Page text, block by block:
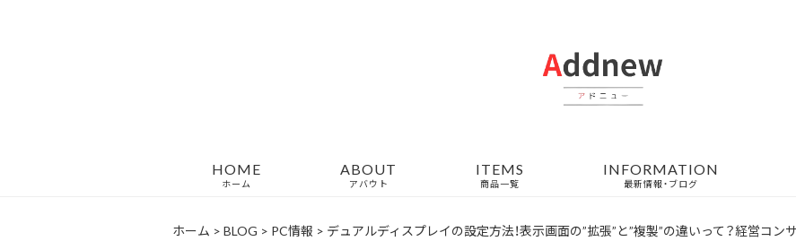
HOME
ホーム
ABOUT
アバウト
ITEMS
商品一覧
INFORMATION
最新情報・ブログ
ホーム > BLOG > PC情報 > デュアルディスプレイの設定方法！表示画面の”拡張”と”複製”の違いって？経営コン